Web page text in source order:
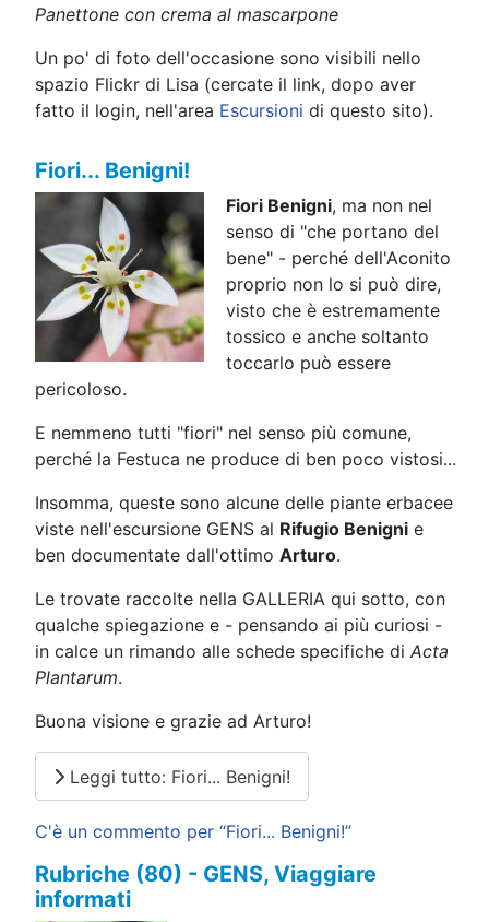
Panettone con crema al mascarpone
Un po' di foto dell'occasione sono visibili nello
spazio Flickr di Lisa (cercate il link, dopo aver
fatto il login, nell'area Escursioni di questo sito).
Fiori... Benigni!
Fiori Benigni, ma non nel
senso di "che portano del
bene" - perché dell'Aconito
proprio non lo si può dire,
visto che è estremamente
tossico e anche soltanto
toccarlo può essere
pericoloso.
E nemmeno tutti "fiori" nel senso più comune,
perché la Festuca ne produce di ben poco vistosi...
Insomma, queste sono alcune delle piante erbacee
viste nell'escursione GENS al Rifugio Benigni e
ben documentate dall'ottimo Arturo.
Le trovate raccolte nella GALLERIA qui sotto, con
qualche spiegazione e - pensando ai più curiosi -
in calce un rimando alle schede specifiche di Acta
Plantarum.
Buona visione e grazie ad Arturo!
Leggi tutto: Fiori... Benigni!
C'è un commento per “Fiori... Benigni!”
Rubriche (80) - GENS, Viaggiare
informati